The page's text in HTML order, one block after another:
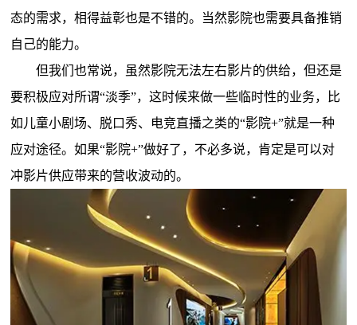
态的需求，相得益彰也是不错的。当然影院也需要具备推销
自己的能力。
但我们也常说，虽然影院无法左右影片的供给，但还是
要积极应对所谓“淡季”，这时候来做一些临时性的业务，比
如儿童小剧场、脱口秀、电竞直播之类的“影院+”就是一种
应对途径。如果“影院+”做好了，不必多说，肯定是可以对
冲影片供应带来的营收波动的。